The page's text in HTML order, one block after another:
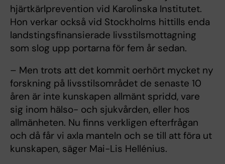
hjärtkärlprevention vid Karolinska Institutet.
Hon verkar också vid Stockholms hittills enda
landstingsfinansierade livsstilsmottagning
som slog upp portarna för fem år sedan.
– Men trots att det kommit oerhört mycket ny
forskning på livsstilsområdet de senaste 10
åren är inte kunskapen allmänt spridd, vare
sig inom hälso- och sjukvården, eller hos
allmänheten. Nu finns verkligen efterfrågan
och då får vi axla manteln och se till att föra ut
kunskapen, säger Mai-Lis Hellénius.